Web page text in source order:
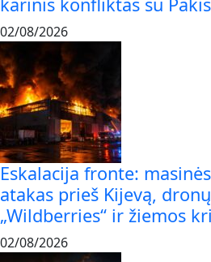
02/08/2026
Eskalacija fronte:
atakas prieš Kijevą,
„Wildberries“ ir žiemos
02/08/2026